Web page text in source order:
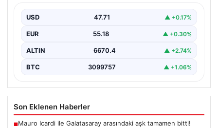
USD 47.71 ▲ +0.17%
EUR 55.18 ▲ +0.30%
ALTIN 6670.4 ▲ +2.74%
BTC 3099757 ▲ +1.06%
Son Eklenen Haberler
■Mauro Icardi ile Galatasaray arasındaki aşk tamamen bitti!